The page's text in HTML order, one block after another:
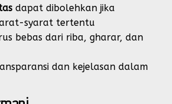
dapat dibolehkan jika
syarat tertentu
bebas dari riba, gharar, dan
dan kejelasan dalam